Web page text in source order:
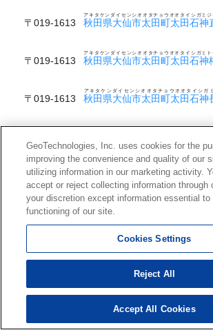
〒019-1613 秋田県大仙市太田町太田石神
アキタケンダイセンシオオタチョウオオタイシガミジ
〒019-1613 秋田県大仙市太田町太田石神
アキタケンダイセンシオオタチョウオオタイシガミト
〒019-1613 秋田県大仙市太田町太田石神
アキタケンダイセンシオオタチョウオオタイシガ
アキタケンダイセンシオオタチョウオオタイシガミフ
〒019-1613 秋田県大仙市太田町太田太田
〒019-1613 秋田県大仙市太田町太田金井
アキタケンダイセンシオオタチョウオオタカナイデ
〒019-1613 秋田県大仙市太田町太田金井
アキタケンダイセンシオオタチョウオオタカナイデ
〒019-1613 秋田県大仙市太田町太田金井
アキタケンダイセンシオオタチョウオオタカナイデ
〒019-1613 秋田県大仙市太田町太田金井
GeoTechnologies, Inc. uses cookies for the
improving the convenience and quality of our
utilizing information in our marketing activity.
accept or reject collecting information through
your discretion except information essential to
functioning of our site.
Cookies Settings
Reject All
Accept All Cookies